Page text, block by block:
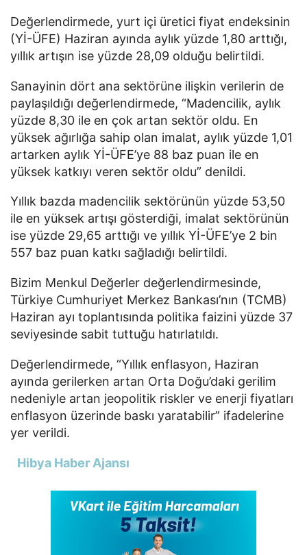
Değerlendirmede, yurt içi üretici fiyat endeksinin
(Yİ-ÜFE) Haziran ayında aylık yüzde 1,80 arttığı,
yıllık artışın ise yüzde 28,09 olduğu belirtildi.
Sanayinin dört ana sektörüne ilişkin verilerin de
paylaşıldığı değerlendirmede, “Madencilik, aylık
yüzde 8,30 ile en çok artan sektör oldu. En
yüksek ağırlığa sahip olan imalat, aylık yüzde 1,01
artarken aylık Yİ-ÜFE’ye 88 baz puan ile en
yüksek katkıyı veren sektör oldu” denildi.
Yıllık bazda madencilik sektörünün yüzde 53,50
ile en yüksek artışı gösterdiği, imalat sektörünün
ise yüzde 29,65 arttığı ve yıllık Yİ-ÜFE’ye 2 bin
557 baz puan katkı sağladığı belirtildi.
Bizim Menkul Değerler değerlendirmesinde,
Türkiye Cumhuriyet Merkez Bankası’nın (TCMB)
Haziran ayı toplantısında politika faizini yüzde 37
seviyesinde sabit tuttuğu hatırlatıldı.
Değerlendirmede, “Yıllık enflasyon, Haziran
ayında gerilerken artan Orta Doğu’daki gerilim
nedeniyle artan jeopolitik riskler ve enerji fiyatları
enflasyon üzerinde baskı yaratabilir” ifadelerine
yer verildi.
Hibya Haber Ajansı